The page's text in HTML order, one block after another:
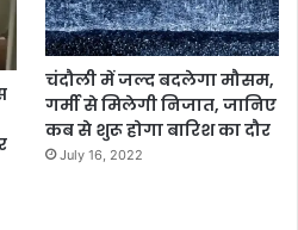
चंदौली में जल्द बदलेगा मौसम,
गर्मी से मिलेगी निजात, जानिए
कब से शुरू होगा बारिश का दौर
July 16, 2022